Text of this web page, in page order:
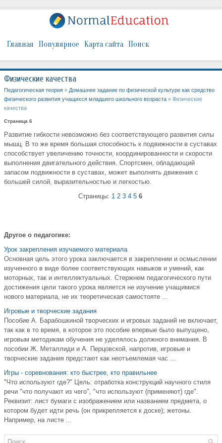
Главная Популярное Карта сайта Поиск
Физические качества
Педагогическая теория » Домашнее задание по физической культуре как средство
физического развития учащихся младшего школьного возраста » Физические
качества
Страница 6
Развитие гибкости невозможно без соответствующего развития силы
мышц. В то же время большая способность к подвижности в суставах
способствует увеличению точности, координированности и скорости
выполнения двигательного действия. Спортсмен, обладающий
запасом подвижности в суставах, может выполнять движения с
большей силой, выразительностью и легкостью.
Страницы: 1 2 3 4 5 6
Другое о педагогике:
Урок закрепления изучаемого материала
Основная цель этого урока заключается в закреплении и осмыслении
изученного в виде более соответствующих навыков и умений, как
моторных, так и интеллектуальных. Стержнем педагогического пути
достижения цели такого урока является не изучение учащимися
нового материала, не их теоретическая самостояте ...
Игровые и творческие задания
Пособие А. Барабошкиной творческих и игровых заданий не включает,
так как в то время, в которое это пособие впервые было выпущено,
игровым методикам обучения не уделялось должного внимания. В
пособии Ж. Металлиди и А. Перцовской, напротив, игровые и
творческие задания предстают как неотъемлемая час ...
Игры - соревнования: кто быстрее, кто правильнее
"Что используют где?" Цель: отработка конструкций научного стиля
речи "что получают из чего", "что используют (применяют) где".
Реквизит: лист бумаги с изображением или названием предмета, о
котором будет идти речь (он прикрепляется к доске); жетоны.
Например, на листе ...